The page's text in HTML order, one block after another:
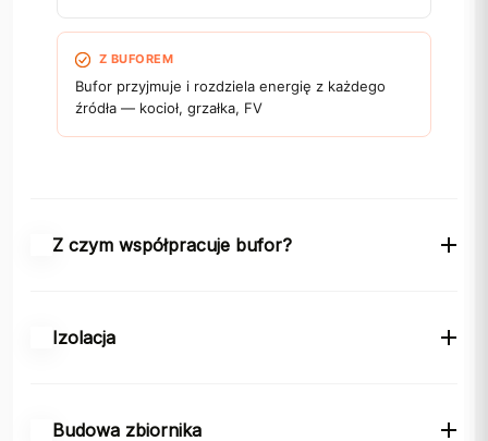
Z BUFOREM
Bufor przyjmuje i rozdziela energię z każdego
źródła — kocioł, grzałka, FV
Z czym współpracuje bufor?
gazowe
elektryczne
Izolacja
– bez ryzyka uszkodzenia.
Budowa zbiornika